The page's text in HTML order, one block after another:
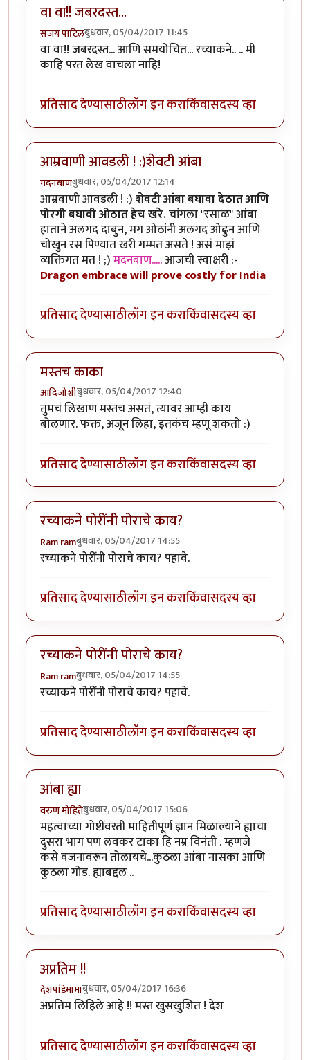
वा वा!! जबरदस्त...
संजय पाटिलबुधवार, 05/04/2017 11:45
वा वा!! जबरदस्त... आणि समयोचित... रच्याकने.. .. मी
काहि परत लेख वाचला नाहि!
प्रतिसाद देण्यासाठीलॉग इन कराकिंवासदस्य व्हा
आम्रवाणी आवडली ! :)शेवटी आंबा
मदनबाणबुधवार, 05/04/2017 12:14
आम्रवाणी आवडली ! :)शेवटी आंबा बघावा देठात आणि
पोरगी बघावी ओठात हेच खरे.चांगला "रसाळ" आंबा
हाताने अलगद दाबुन, मग ओठांनी अलगद ओढुन आणि
चोखुन रस पिण्यात खरी गम्मत असते ! असं माझं
व्यक्तिगत मत ! ;)मदनबाण.....आजची स्वाक्षरी :-
Dragon embrace will prove costly for India
प्रतिसाद देण्यासाठीलॉग इन कराकिंवासदस्य व्हा
मस्तच काका
आदिजोशीबुधवार, 05/04/2017 12:40
तुमचं लिखाण मस्तच असतं, त्यावर आम्ही काय
बोलणार. फक्त, अजून लिहा, इतकंच म्हणू शकतो :)
प्रतिसाद देण्यासाठीलॉग इन कराकिंवासदस्य व्हा
रच्याकने पोरींनी पोराचे काय?
Ram ramबुधवार, 05/04/2017 14:55
रच्याकने पोरींनी पोराचे काय? पहावे.
प्रतिसाद देण्यासाठीलॉग इन कराकिंवासदस्य व्हा
रच्याकने पोरींनी पोराचे काय?
Ram ramबुधवार, 05/04/2017 14:55
रच्याकने पोरींनी पोराचे काय? पहावे.
प्रतिसाद देण्यासाठीलॉग इन कराकिंवासदस्य व्हा
आंबा ह्या
वरुण मोहितेबुधवार, 05/04/2017 15:06
महत्वाच्या गोष्टींवरती माहितीपूर्ण ज्ञान मिळाल्याने ह्याचा
दुसरा भाग पण लवकर टाका हि नम्र विनंती . म्हणजे
कसे वजनावरून तोलायचे...कुठला आंबा नासका आणि
कुठला गोड. ह्याबद्दल ..
प्रतिसाद देण्यासाठीलॉग इन कराकिंवासदस्य व्हा
अप्रतिम !!
देशपांडेमामाबुधवार, 05/04/2017 16:36
अप्रतिम लिहिले आहे !! मस्त खुसखुशित ! देश
प्रतिसाद देण्यासाठीलॉग इन कराकिंवासदस्य व्हा